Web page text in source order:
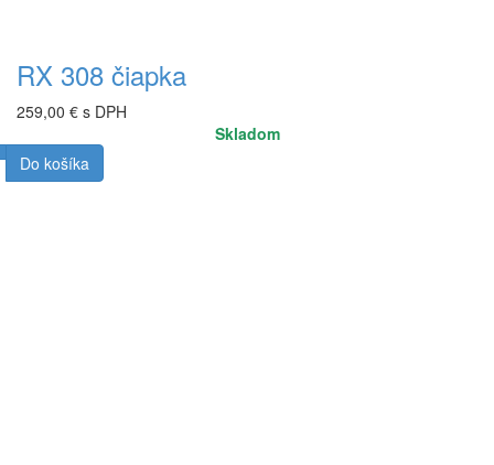
RX 308 čiapka
259,00 € s DPH
Skladom
Do košíka